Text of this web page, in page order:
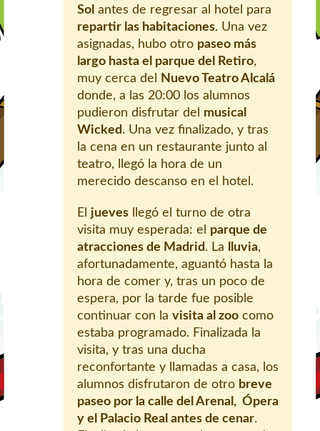
Sol antes de regresar al hotel para
repartir las habitaciones. Una vez
asignadas, hubo otro paseo más
largo hasta el parque del Retiro,
muy cerca del
Nuevo Teatro Alcalá
donde, a las 20:00 los alumnos
pudieron disfrutar del musical
Wicked. Una vez finalizado, y tras
la cena en un restaurante junto al
teatro, llegó la hora de un
merecido descanso en el hotel.
El jueves llegó el turno de otra
visita muy esperada: el parque de
atracciones de Madrid. La lluvia,
afortunadamente, aguantó hasta la
hora de comer y, tras un poco de
espera, por la tarde fue posible
continuar con la visita al zoo como
estaba programado. Finalizada la
visita, y tras una ducha
reconfortante y llamadas a casa, los
alumnos disfrutaron de otro breve
paseo por la calle del Arenal, Ópera
y el Palacio Real antes de cenar.